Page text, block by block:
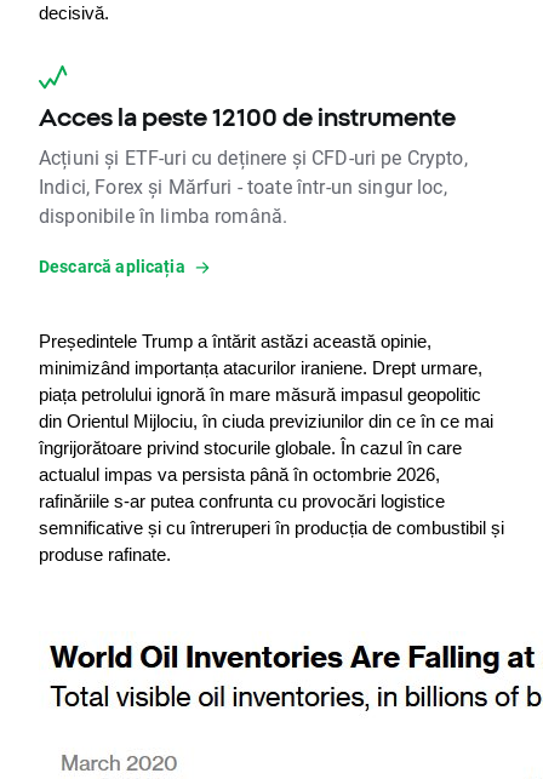
decisivă.
Acces la peste 12100 de instrumente
Acțiuni și ETF-uri cu deținere și CFD-uri pe Crypto,
Indici, Forex și Mărfuri - toate într-un singur loc,
disponibile în limba română.
Descarcă aplicația
Președintele Trump a întărit astăzi această opinie,
minimizând importanța atacurilor iraniene. Drept urmare,
piața petrolului ignoră în mare măsură impasul geopolitic
din Orientul Mijlociu, în ciuda previziunilor din ce în ce mai
îngrijorătoare privind stocurile globale. În cazul în care
actualul impas va persista până în octombrie 2026,
rafinăriile s-ar putea confrunta cu provocări logistice
semnificative și cu întreruperi în producția de combustibil și
produse rafinate.